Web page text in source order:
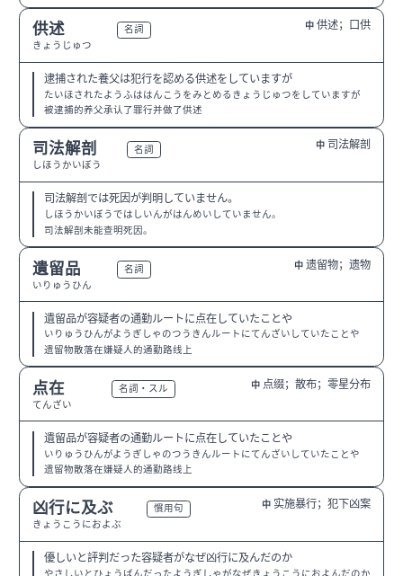
供述
きょうじゅつ
名詞 中 供述；口供
逮捕された養父は犯行を認める供述をしていますが
たいほされたようふははんこうをみとめるきょうじゅつをしていますが
被逮捕的养父承认了罪行并做了供述
司法解剖
しほうかいぼう
名詞 中 司法解剖
司法解剖では死因が判明していません。
しほうかいぼうではしいんがはんめいしていません。
司法解剖未能查明死因。
遺留品
いりゅうひん
名詞 中 遗留物；遗物
遺留品が容疑者の通勤ルートに点在していたことや
いりゅうひんがようぎしゃのつうきんルートにてんざいしていたことや
遗留物散落在嫌疑人的通勤路线上
点在
てんざい
名詞・スル 中 点缀；散布；零星分布
遺留品が容疑者の通勤ルートに点在していたことや
いりゅうひんがようぎしゃのつうきんルートにてんざいしていたことや
遗留物散落在嫌疑人的通勤路线上
凶行に及ぶ
きょうこうにおよぶ
慣用句 中 实施暴行；犯下凶案
優しいと評判だった容疑者がなぜ凶行に及んだのか
やさしいとひょうばんだったようぎしゃがなぜきょうこうにおよんだのか